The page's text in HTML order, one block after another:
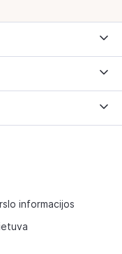
informacijos